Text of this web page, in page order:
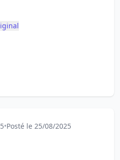
•Posté le 25/08/2025